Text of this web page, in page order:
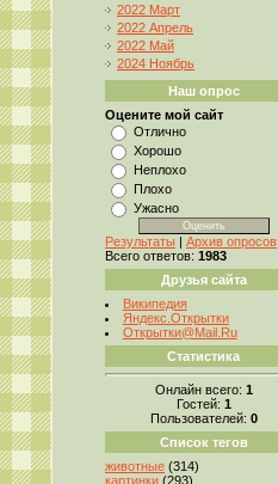
2022 Март
2022 Апрель
2022 Май
2024 Ноябрь
Наш опрос
Оцените мой сайт
Отлично
Хорошо
Неплохо
Плохо
Ужасно
Результаты | Архив опросов
Всего ответов: 1983
Друзья сайта
Википедия
Яндекс.Открытки
Открытки@Mail.Ru
Статистика
Онлайн всего: 1
Гостей: 1
Пользователей: 0
Список тегов
животные (314)
картинки (293)